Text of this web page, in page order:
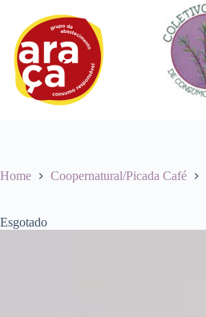
conteúdo
Home Coopernatural/Picada Café
Esgotado